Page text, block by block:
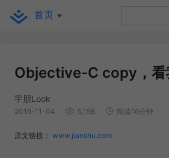
首页
Objective-C copy，看
宇朋Look
2016-11-04 5,198 阅读16分钟
原文链接： www.jianshu.com